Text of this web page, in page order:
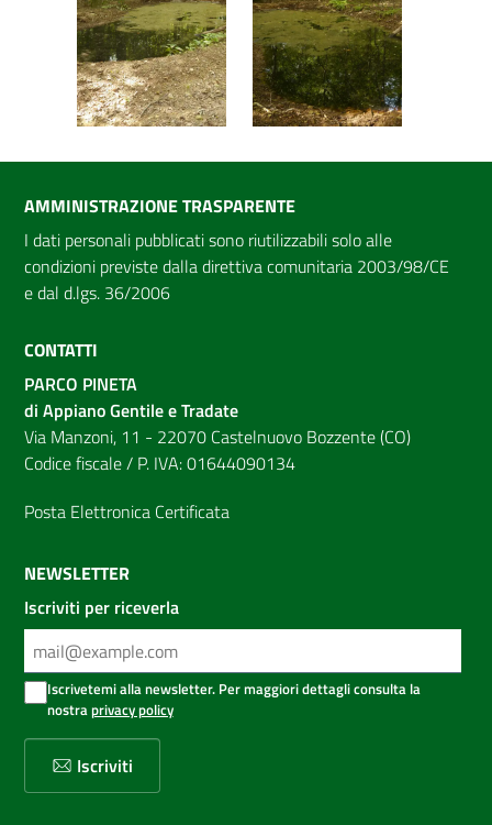
AMMINISTRAZIONE TRASPARENTE
I dati personali pubblicati sono riutilizzabili solo alle
condizioni previste dalla direttiva comunitaria 2003/98/CE
e dal d.lgs. 36/2006
CONTATTI
PARCO PINETA
di Appiano Gentile e Tradate
Via Manzoni, 11 - 22070 Castelnuovo Bozzente (CO)
Codice fiscale / P. IVA: 01644090134
Posta Elettronica Certificata
NEWSLETTER
Iscriviti per riceverla
Iscrivetemi alla newsletter. Per maggiori dettagli consulta la
nostraprivacy policy
Iscriviti